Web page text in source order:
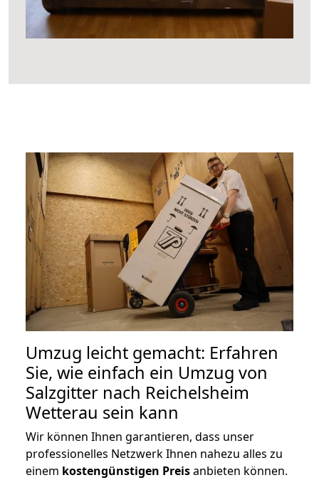
Umzug leicht gemacht: Erfahren
Sie, wie einfach ein Umzug von
Salzgitter nach Reichelsheim
Wetterau sein kann
Wir können Ihnen garantieren, dass unser
professionelles Netzwerk Ihnen nahezu alles zu
einem kostengünstigen Preisanbieten können.